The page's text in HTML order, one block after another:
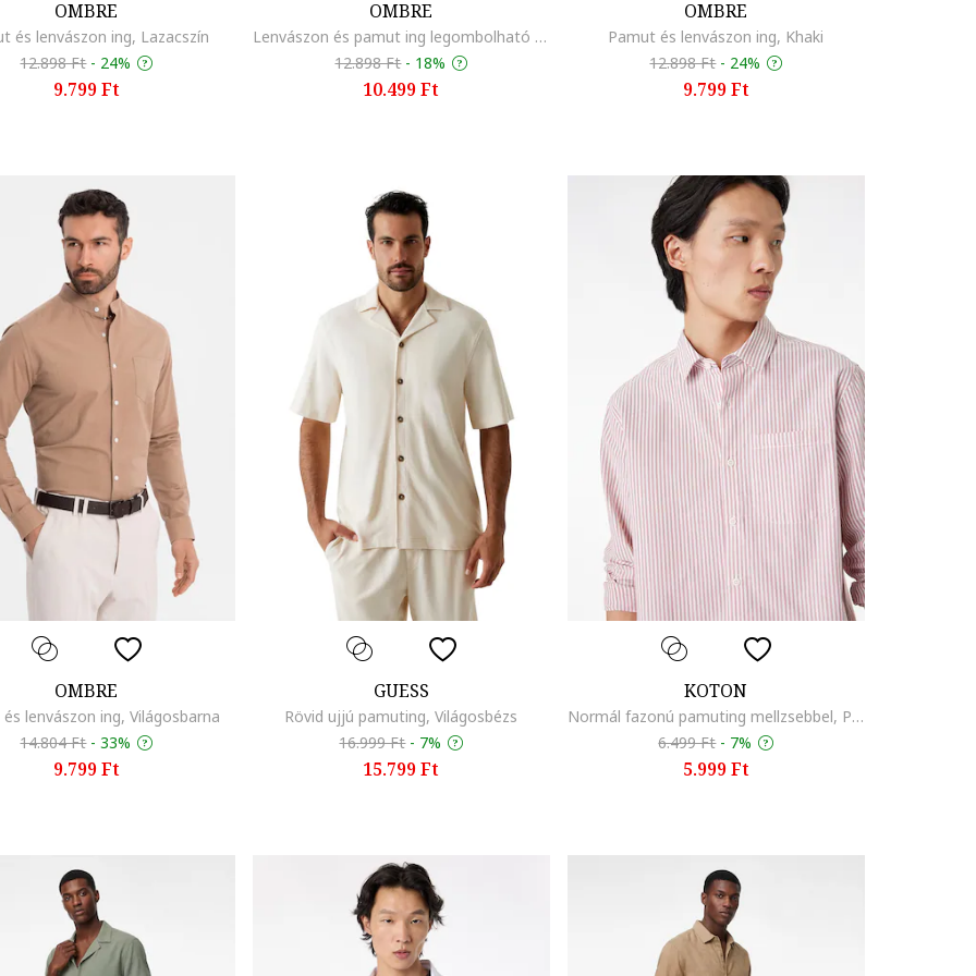
OMBRE
és lenvászon ing, Lazacszín
12.898 Ft - 24%
9.799 Ft
OMBRE
Lenvászon és pamut ing legombolható gallérral, Világosbarna
12.898 Ft - 18%
10.499 Ft
OMBRE
Pamut és lenvászon ing, Khaki
12.898 Ft - 24%
9.799 Ft
OMBRE
lenvászon ing, Világosbarna
14.804 Ft -33%
9.799 Ft
GUESS
Rövid ujjú pamuting, Világosbézs
16.999 Ft - 7%
15.799 Ft
KOTON
Normál fazonú pamuting mellzsebbel, Piros/Krémszín
6.499 Ft - 7%
5.999 Ft